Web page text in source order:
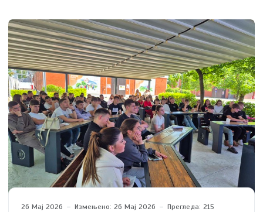
26 Мај 2026 Измењено: 26 Мај 2026 Прегледа: 215